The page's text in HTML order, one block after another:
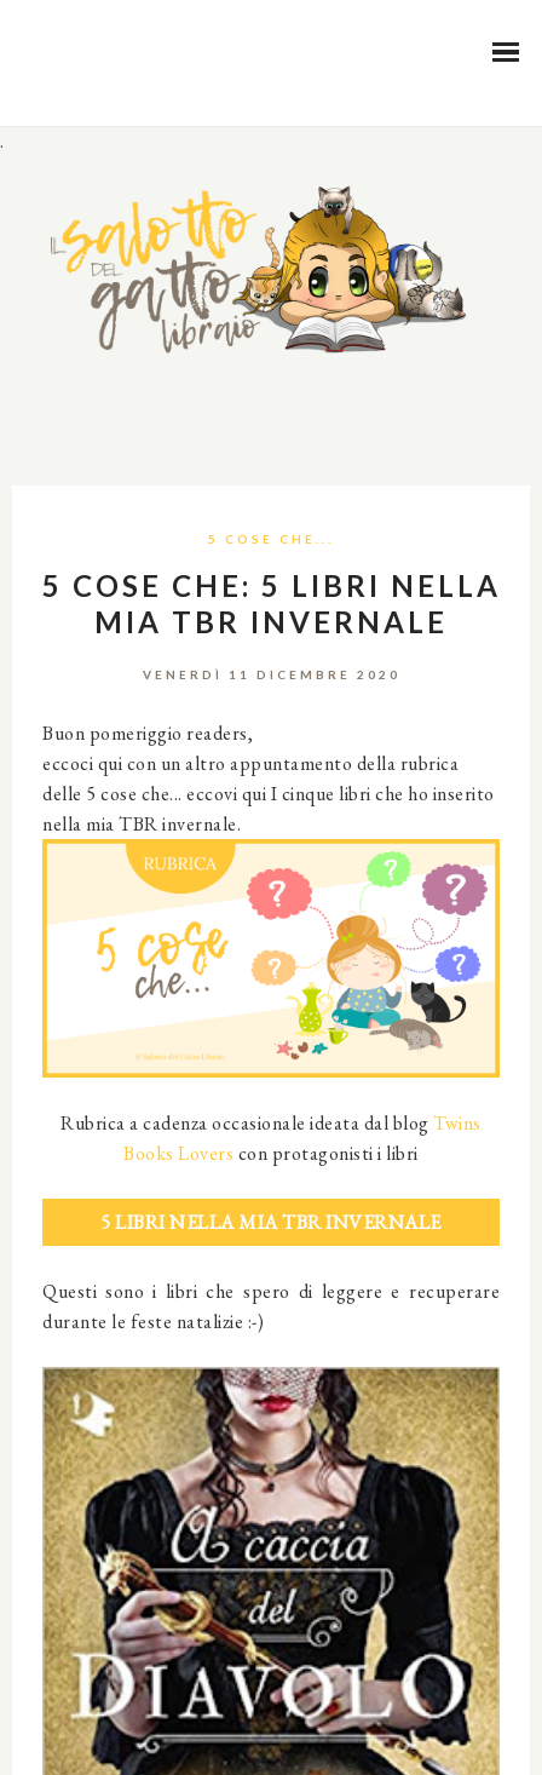
.
5 COSE CHE...
5 COSE CHE: 5 LIBRI NELLA
MIA TBR INVERNALE
VENERDÌ 11 DICEMBRE 2020
Buon pomeriggio readers,
eccoci qui con un altro appuntamento della rubrica
delle 5 cose che... eccovi qui I cinque libri che ho inserito
nella mia TBR invernale.
Rubrica a cadenza occasionale ideata dal blogTwins
Books Lovers con protagonisti i libri
5 LIBRI NELLA MIA TBR INVERNALE
Questi sono i libri che spero di leggere e recuperare
durante le feste natalizie :-)